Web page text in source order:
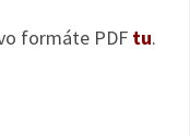
formáte PDF tu.